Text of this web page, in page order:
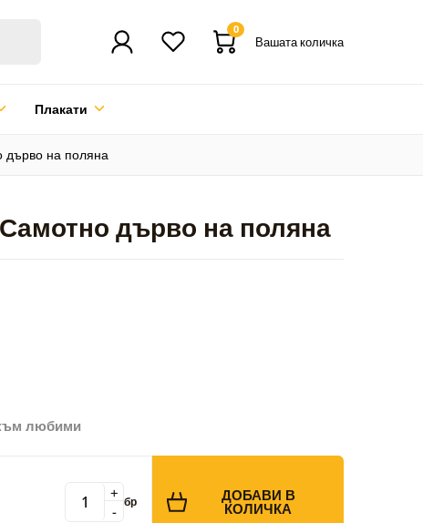
0
Вашата количка
Плакати
дърво на поляна
Самотно дърво на поляна
любими
-
+ бр ДОБАВИ В
КОЛИЧКА